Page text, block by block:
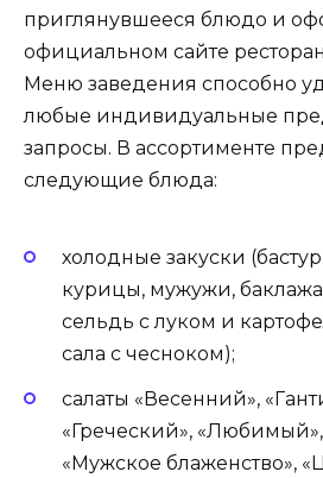
приглянувшееся блюдо и
официальном сайте
Меню заведения способно
любые индивидуальные
запросы. В ассортименте
следующие блюда:
холодные закуски
курицы, мужужи,
сельдь с луком и
сала с чесноком);
салаты «Весенний»,
«Греческий»,
«Мужское блаженство»,